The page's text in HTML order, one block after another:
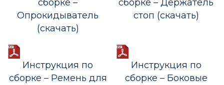
сборке –
Опрокидыватель
(скачать)
сборке – Держатель
стоп (скачать)
Инструкция по
сборке – Ремень для
Инструкция по
сборке – Боковые